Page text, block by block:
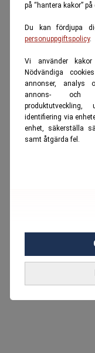
på “hantera kakor” på
Du kan fördjupa
personuppgiftspolicy.
Vi använder
Nödvändiga
annonser, analys
annons- och
identifiering via
enhet, säkerställa
samt åtgärda fel.